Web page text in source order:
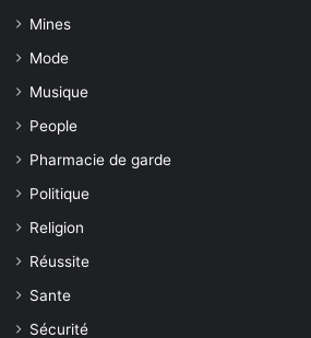
Mines
Mode
Musique
People
Pharmacie de garde
Politique
Religion
Réussite
Sante
Sécurité